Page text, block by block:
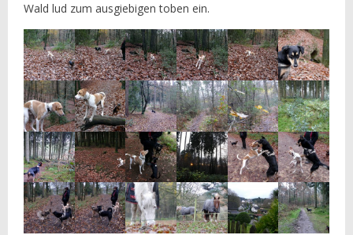
Wald lud zum ausgiebigen toben ein.